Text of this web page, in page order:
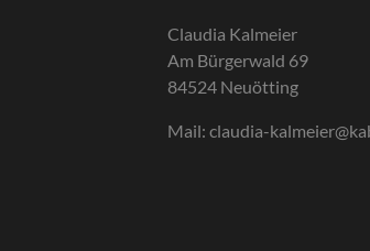
Claudia Kalmeier
Am Bürgerwald 69
84524 Neuötting
Mail: claudia-